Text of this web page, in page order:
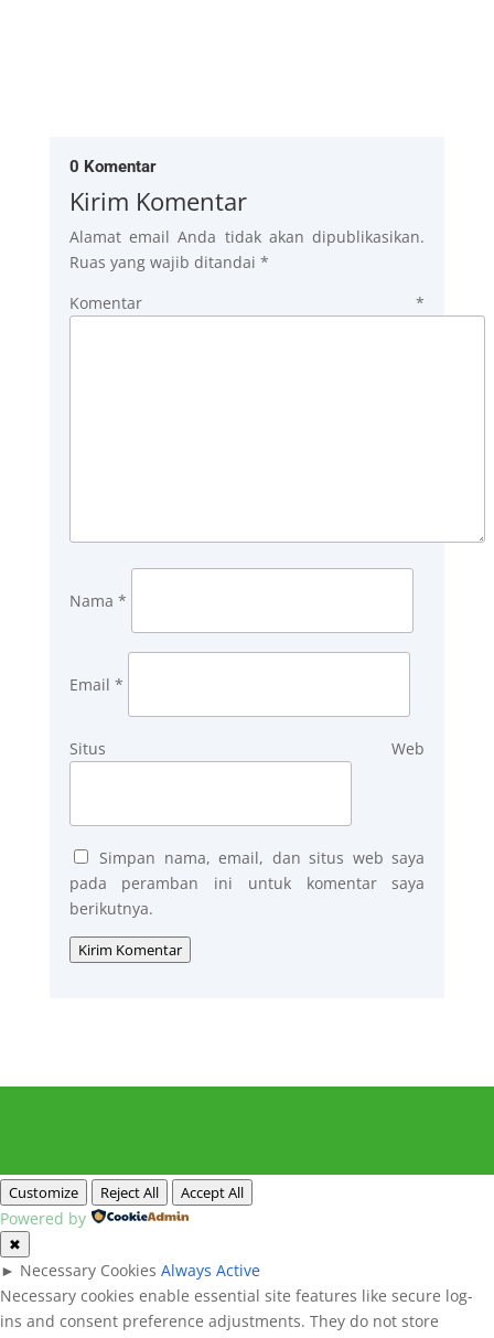
0 Komentar
Kirim Komentar
Alamat email Anda tidak akan dipublikasikan.
Ruas yang wajib ditandai *
Komentar*
Nama *
Email *
Situs Web
Simpan nama, email, dan situs web saya
pada peramban ini untuk komentar saya
berikutnya.
Kirim Komentar
Customize Reject All Accept All
Powered by
✖
► Necessary Cookies Always Active
Necessary cookies enable essential site features like secure log-
ins and consent preference adjustments. They do not store